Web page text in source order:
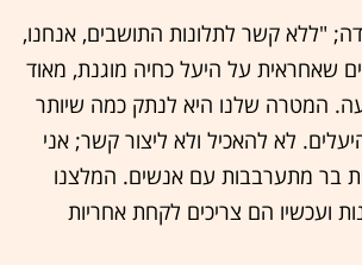
"ללא קשר לתלונות התושבים, אנחנו,
שאחראית על היעל כחיה מוגנת, מאוד
המטרה שלנו היא לנתק כמה שיותר
לא להאכיל ולא ליצור קשר; אני
בר מתערבבות עם אנשים. המלצנו
ועכשיו הם צריכים לקחת אחריות